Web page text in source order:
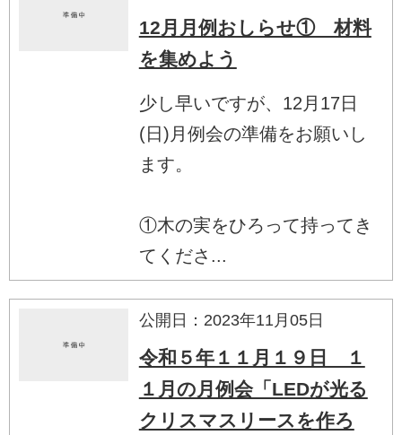
12月月例おしらせ① 材料
を集めよう
少し早いですが、12月17日
(日)月例会の準備をお願いし
ます。
①木の実をひろって持ってき
てくださ...
公開日：2023年11月05日
令和５年１１月１９日 １
１月の月例会「LEDが光る
クリスマスリースを作ろ